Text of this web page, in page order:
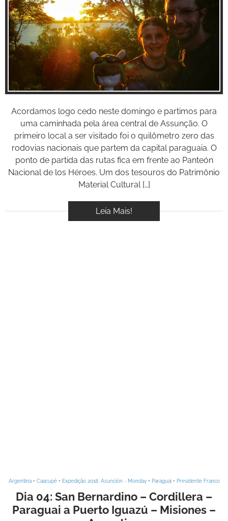
Inspire-se!
Acordamos logo cedo neste domingo e partimos para
uma caminhada pela área central de Assunção. O
primeiro local a ser visitado foi o quilômetro zero das
rodovias nacionais que partem da capital paraguaia. O
ponto de partida das rutas fica em frente ao Panteón
Nacional de los Héroes. Um dos tesouros do Patrimônio
Material Cultural […]
Leia Mais!
Argentina• Caacupé• Expedição 2018: Asunción - Monday• Paraguai• Presidente Franco
Dia 04: San Bernardino – Cordillera –
Paraguai a Puerto Iguazú – Misiones –